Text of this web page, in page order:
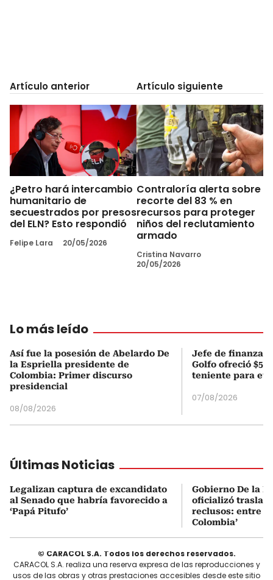
Artículo anterior
¿Petro hará intercambio
humanitario de
secuestrados por presos
del ELN? Esto respondió
Felipe Lara 20/05/2026
Artículo siguiente
Contraloría alerta sobre
recorte del 83 % en
recursos para proteger
niños del reclutamiento
armado
Cristina Navarro
20/05/2026
Lo más leído
Así fue la posesión de Abelardo De
la Espriella presidente de
Colombia: Primer discurso
presidencial
08/08/2026
Jefe de finanzas
Golfo ofreció
teniente para
07/08/2026
Últimas Noticias
Legalizan captura de excandidato
al Senado que habría favorecido a
‘Papá Pitufo’
Gobierno De la
oficializó
reclusos: entre
Colombia’
© CARACOL S.A. Todos los derechos reservados.
CARACOL S.A. realiza una reserva expresa de las reproducciones y
usos de las obras y otras prestaciones accesibles desde este sitio